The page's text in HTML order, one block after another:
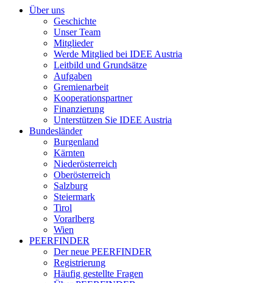
Über uns
Geschichte
Unser Team
Mitglieder
Werde Mitglied bei IDEE Austria
Leitbild und Grundsätze
Aufgaben
Gremienarbeit
Kooperationspartner
Finanzierung
Unterstützen Sie IDEE Austria
Bundesländer
Burgenland
Kärnten
Niederösterreich
Oberösterreich
Salzburg
Steiermark
Tirol
Vorarlberg
Wien
PEERFINDER
Der neue PEERFINDER
Registrierung
Häufig gestellte Fragen